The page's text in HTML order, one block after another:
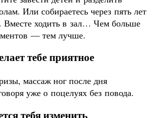
Или собираетесь через пять лет
Вместе ходить в зал… Чем больше
— тем лучше.
тебе приятное
массаж ног после дня
уже о поцелуях без повода.
тебя изменить